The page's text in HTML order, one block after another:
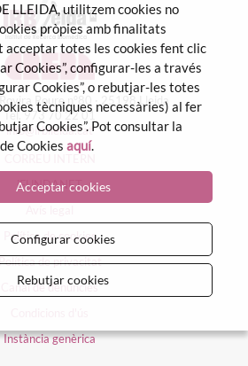
Roure nº80 · 25198 Lleida
Tel. 973 70 22 01
info@irblleida.cat
iFUNDANET
Política de cookies
de privacitat
Canal de denúncies
Instància genèrica
LLEIDA, utilitzem cookies no
pròpies amb finalitats
acceptar totes les cookies fent clic
Cookies”, configurar-les a través
Cookies”, o rebutjar-les totes
tècniques necessàries) al fer
Cookies”. Pot consultar la
Cookies aquí.
Acceptar cookies
Configurar cookies
Rebutjar cookies